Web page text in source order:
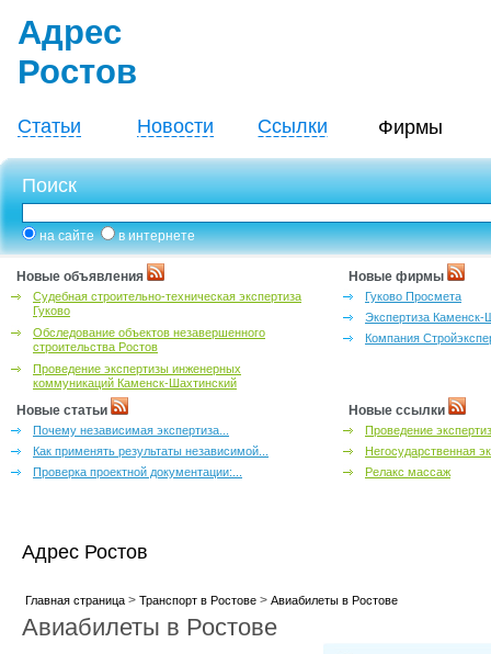
Адрес
Ростов
Статьи Новости Ссылки Фирмы
Поиск
на сайте в интернете
Новые объявления
Судебная строительно-техническая экспертиза
Гуково
Обследование объектов незавершенного
строительства Ростов
Проведение экспертизы инженерных
коммуникаций Каменск-Шахтинский
Новые фирмы
Гуково Просмета
Экспертиза Каменск-
Компания
Новые статьи
Почему независимая экспертиза...
Как применять результаты независимой...
Проверка проектной документации:...
Новые ссылки
Проведение
Негосударственная
Релакс массаж
Адрес Ростов
Главная страница> Транспорт в Ростове> Авиабилеты в Ростове
Авиабилеты в Ростове